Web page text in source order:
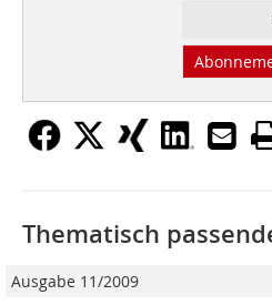
Thematisch
Ausgabe 11/2009